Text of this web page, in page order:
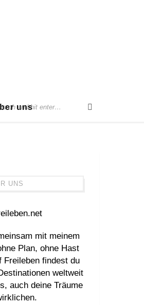
uns
UNS
mit meinem
Plan, ohne Hast
Freileben findest du
weltweit
auch deine Träume